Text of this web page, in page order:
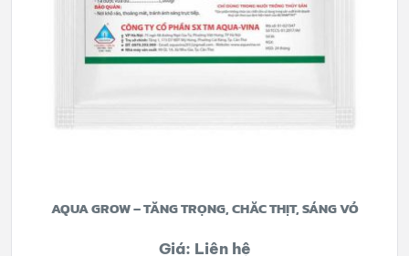
AQUA GROW – TĂNG TRỌNG, CHẮC THỊT, SÁNG VỎ
Giá: Liên hệ